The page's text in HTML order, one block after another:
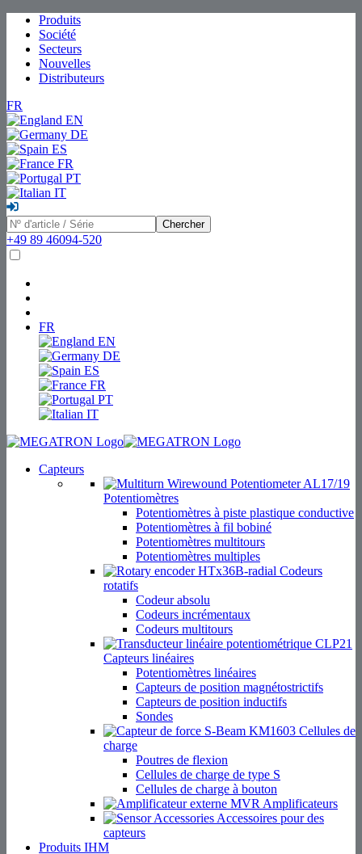
Produits
Société
Secteurs
Nouvelles
Distributeurs
FR
EN
DE
ES
FR
PT
IT
Chercher
+49 89 46094-520
FR
EN
DE
ES
FR
PT
IT
Capteurs
Potentiomètres
Potentiomètres à piste plastique conductive
Potentiomètres à fil bobiné
Potentiomètres multitours
Potentiomètres multiples
Codeurs
rotatifs
Codeur absolu
Codeurs incrémentaux
Codeurs multitours
Capteurs linéaires
Potentiomètres linéaires
Capteurs de position magnétostrictifs
Capteurs de position inductifs
Sondes
Cellules de
charge
Poutres de flexion
Cellules de charge de type S
Cellules de charge à bouton
Amplificateurs
Accessoires pour des
capteurs
Produits IHM